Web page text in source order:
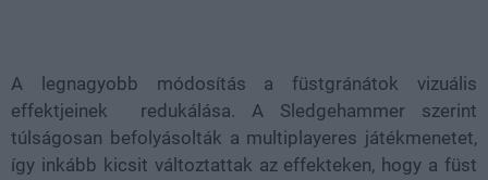
A legnagyobb módosítás a füstgránátok vizuális
effektjeinek redukálása. A Sledgehammer szerint
túlságosan befolyásolták a multiplayeres játékmenetet,
így inkább kicsit változtattak az effekteken, hogy a füst